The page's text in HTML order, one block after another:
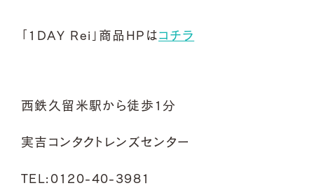
「1DAY Rei」商品HPはコチラ
西鉄久留米駅から徒歩1分
実吉コンタクトレンズセンター
TEL:0120-40-3981